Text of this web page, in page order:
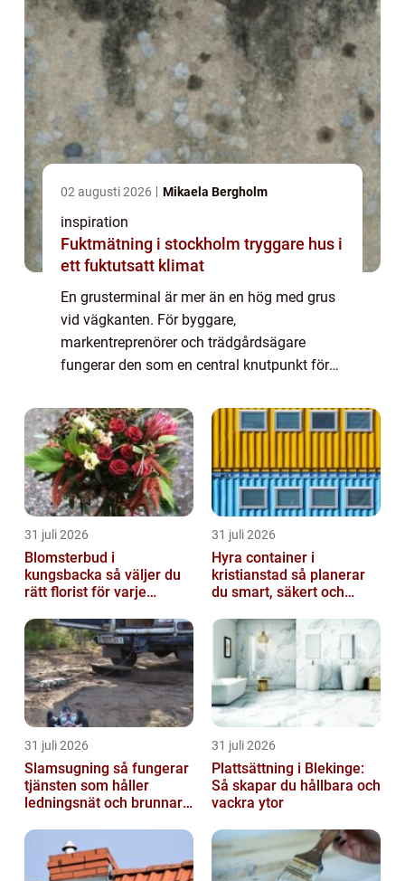
02 augusti 2026 Mikaela Bergholm
inspiration
Fuktmätning i stockholm tryggare hus i
ett fuktutsatt klimat
En grusterminal är mer än en hög med grus
vid vägkanten. För byggare,
markentreprenörer och trädgårdsägare
fungerar den som en central knutpunkt för
Skåne, med sin snabba utveckling av både
bostäder och infra...
31 juli 2026
Blomsterbud i
kungsbacka så väljer du
rätt florist för varje
31 juli 2026
Hyra container i
kristianstad så planerar
du smart, säkert och
31 juli 2026
Slamsugning så fungerar
tjänsten som håller
ledningsnät och brunnar i
31 juli 2026
Plattsättning i Blekinge:
Så skapar du hållbara och
vackra ytor